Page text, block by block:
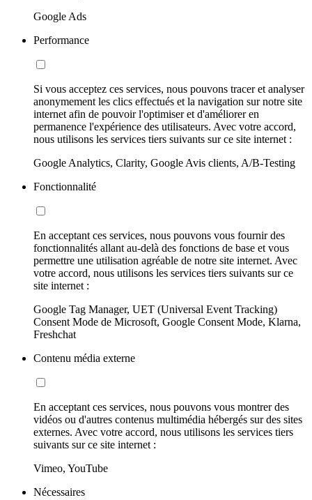
Google Ads
Performance
Si vous acceptez ces services, nous pouvons tracer et analyser
anonymement les clics effectués et la navigation sur notre site
internet afin de pouvoir l'optimiser et d'améliorer en
permanence l'expérience des utilisateurs. Avec votre accord,
nous utilisons les services tiers suivants sur ce site internet :
Google Analytics, Clarity, Google Avis clients, A/B-Testing
Fonctionnalité
En acceptant ces services, nous pouvons vous fournir des
fonctionnalités allant au-delà des fonctions de base et vous
permettre une utilisation agréable de notre site internet. Avec
votre accord, nous utilisons les services tiers suivants sur ce
site internet :
Google Tag Manager, UET (Universal Event Tracking)
Consent Mode de Microsoft, Google Consent Mode, Klarna,
Freshchat
Contenu média externe
En acceptant ces services, nous pouvons vous montrer des
vidéos ou d'autres contenus multimédia hébergés sur des sites
externes. Avec votre accord, nous utilisons les services tiers
suivants sur ce site internet :
Vimeo, YouTube
Nécessaires